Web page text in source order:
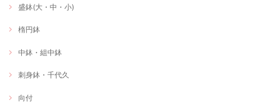
盛鉢(大・中・小)
楕円鉢
中鉢・組中鉢
刺身鉢・千代久
向付